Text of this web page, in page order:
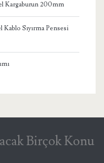
Kargaburun 200mm
Sıyırma Pensesi
Birçok Konu